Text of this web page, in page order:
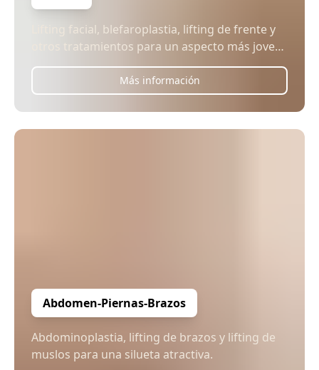
Lifting facial, blefaroplastia, lifting de frente y
otros tratamientos para un aspecto más joven
y radiante.
Más información
Abdomen-Piernas-Brazos
Abdominoplastia, lifting de brazos y lifting de
muslos para una silueta atractiva.